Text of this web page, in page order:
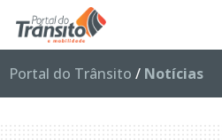
Portal do Trânsito / Notícias